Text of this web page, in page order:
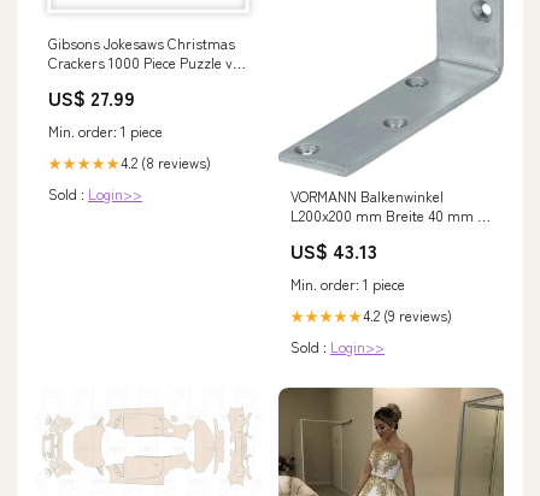
Gibsons Jokesaws Christmas
Crackers 1000 Piece Puzzle vr-
US$ 27.99
Min. order: 1 piece
★★★★★4.2 (8 reviews)
Sold : Login>>
VORMANN Balkenwinkel
L200x200 mm Breite 40 mm (
US$ 43.13
Min. order: 1 piece
★★★★★4.2 (9 reviews)
Sold : Login>>